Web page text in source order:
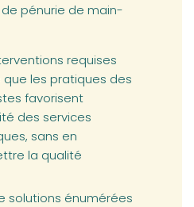
de pénurie de main-
requises
les pratiques des
favorisent
des services
sans en
la qualité
solutions énumérées